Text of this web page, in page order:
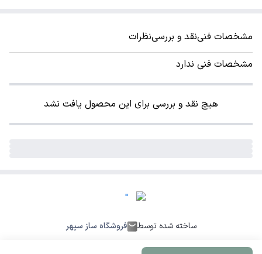
مشخصات فنینقد و بررسینظرات
مشخصات فنی ندارد
هیچ نقد و بررسی برای این محصول یافت نشد
ساخته شده توسط فروشگاه ساز سپهر